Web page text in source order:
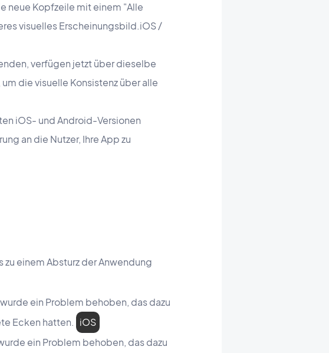
neue Kopfzeile mit einem "Alle
visuelles Erscheinungsbild.iOS /
verfügen jetzt über dieselbe
die visuelle Konsistenz über alle
iOS- und Android-Versionen
an die Nutzer, Ihre App zu
einem Absturz der Anwendung
ein Problem behoben, das dazu
Ecken hatten. iOS
ein Problem behoben, das dazu